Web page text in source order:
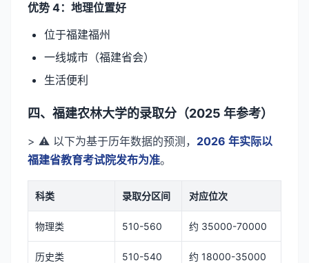
优势 4：地理位置好
位于福建福州
一线城市（福建省会）
生活便利
四、福建农林大学的录取分（2025 年参考）
> ⚠️ 以下为基于历年数据的预测， 2026 年实际以
福建省教育考试院发布为准。
科类 录取分区间 对应位次
物理类 510-560 约 35000-70000
历史类 510-540 约 18000-35000